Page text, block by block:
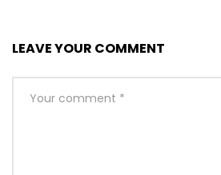
LEAVE YOUR COMMENT